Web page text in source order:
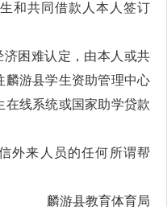
和共同借款人本人签订
困难认定，由本人或共
麟游县学生资助管理中心
在线系统或国家助学贷款
外来人员的任何所谓帮
麟游县教育体育局